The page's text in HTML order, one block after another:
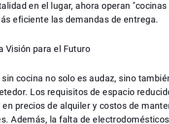
en el lugar, ahora operan
eficiente las demandas de entrega.
Visión para el Futuro
cocina no solo es audaz, sino
Los requisitos de espacio
precios de alquiler y costos de
Además, la falta de